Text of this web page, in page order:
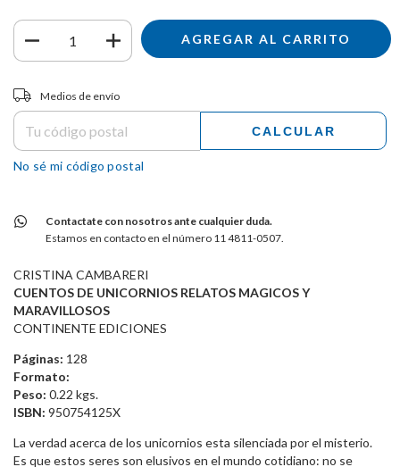
Entregas para el CP:
Medios de envío
CALCULAR
No sé mi código postal
Contactate con nosotros ante cualquier duda.
Estamos en contacto en el número 11 4811-0507.
CRISTINA CAMBARERI
CUENTOS DE UNICORNIOS RELATOS MAGICOS Y
MARAVILLOSOS
CONTINENTE EDICIONES
Páginas: 128
Formato:
Peso: 0.22 kgs.
ISBN: 950754125X
La verdad acerca de los unicornios esta silenciada por el misterio.
Es que estos seres son elusivos en el mundo cotidiano: no se